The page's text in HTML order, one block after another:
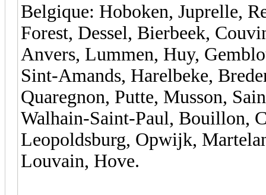
Belgique: Hoboken, Juprelle,
Forest, Dessel, Bierbeek,
Anvers, Lummen, Huy,
Sint-Amands, Harelbeke,
Quaregnon, Putte, Musson,
Walhain-Saint-Paul, Bouillon,
Leopoldsburg, Opwijk,
Louvain, Hove.